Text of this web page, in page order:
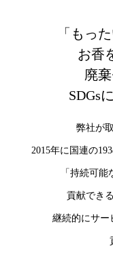
「もっ
お香
廃
SDGs
弊社が
2015年に国連の
「持続可
貢献でき
継続的にサー